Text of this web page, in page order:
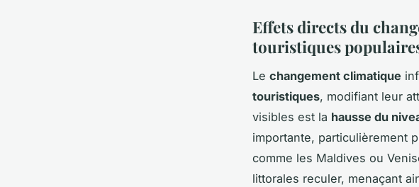
Effets directs du
touristiques
Le changement climatique
touristiques, modifiant leur
visibles est la hausse du
importante, particulièrement
comme les Maldives ou
littorales reculer, menaçant